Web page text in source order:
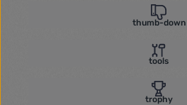
thumb-down
tools
trophy